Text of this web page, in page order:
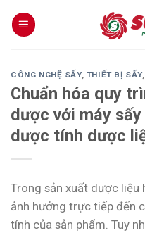
Skip
CÔNG NGHỆ SẤY, THIẾT BỊ SẤY
Chuẩn hóa quy
dược với máy
dược tính dược
Trong sản xuất dược liệu
ảnh hưởng trực tiếp đến
tính của sản phẩm. Tuy